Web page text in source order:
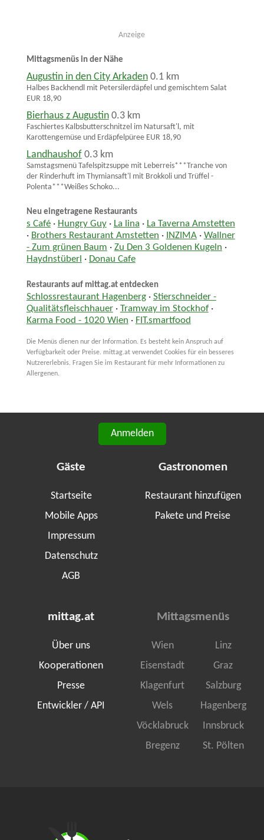
Anzeige
Mittagsmenüs in der Nähe
Augustin in den City Arkaden 0.1 km
Halbes Backhendl mit Petersilerdäpfel und gemischtem Salat
EUR 18,90
Bierhaus z Augustin 0.3 km
Faschiertes Kalbsbutterschnitzel im Natursaft'l, mit
Karottengemüse und Erdäpfelpüree EUR 18,90
Landhaushof 0.3 km
Samstagsmenü Tafelspitzsuppe mit Leberreis***Tranche von
der Rinderhuft im Thymiansaft'l mit Brokkoli und Trüffel -
Polenta***Weißes Schoko...
Neu eingetragene Restaurants
s Café· Hungry Guy· La lina · La Taverna Amstetten
· Brothers Restaurant Amstetten · INZIMA· Wallner
- Zum grünen Baum · Zu Den 3 Goldenen Kugeln ·
Haydnstüberl · Donau Cafe
Restaurants auf mittag.at entdecken
Schlossrestaurant Hagenberg· Stierschneider -
Qualitätsfleischhauer· Tramway im Stockhof·
Karma Food - 1020 Wien · FIT.smartfood
Die Menüs dienen nur der Information. Es besteht kein Anspruch auf
Verfügbarkeit oder Preise. mittag.at verwendet Cookies für ein besseres
Nutzererlebnis. Fragen Sie im Restaurant für mehr Informationen zu
Allergenen.
Anmelden
Gäste
Startseite
Mobile Apps
Impressum
Datenschutz
AGB
Gastronomen
Restaurant hinzufügen
Pakete und Preise
mittag.at
Über uns
Kooperationen
Presse
Entwickler / API
Mittagsmenüs
Wien
Linz
Eisenstadt
Graz
Klagenfurt
Salzburg
Wels
Hagenberg
Vöcklabruck
Innsbruck
Bregenz
St. Pölten